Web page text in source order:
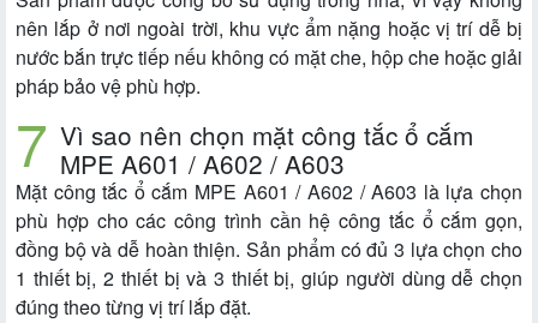
nên lắp ở nơi ngoài trời, khu vực ẩm nặng hoặc vị trí dễ bị
nước bắn trực tiếp nếu không có mặt che, hộp che hoặc giải
pháp bảo vệ phù hợp.
Vì sao nên chọn mặt công tắc ổ cắm
MPE A601 / A602 / A603
Mặt công tắc ổ cắm MPE A601 / A602 / A603 là lựa chọn
phù hợp cho các công trình cần hệ công tắc ổ cắm gọn,
đồng bộ và dễ hoàn thiện. Sản phẩm có đủ 3 lựa chọn cho
1 thiết bị, 2 thiết bị và 3 thiết bị, giúp người dùng dễ chọn
đúng theo từng vị trí lắp đặt.